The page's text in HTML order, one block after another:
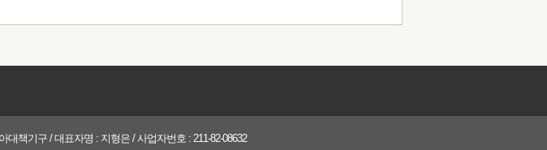
책기구 / 대표자명 : 지형은 / 사업자번호 : 211-82-08632